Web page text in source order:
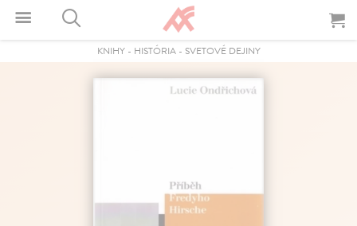
KNIHY- HISTÓRIA- SVETOVÉ DEJINY